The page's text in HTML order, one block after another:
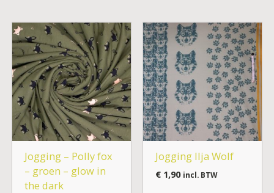
Jogging – Polly fox
– groen – glow in
the dark
Jogging Ilja Wolf
€1,90 incl. BTW